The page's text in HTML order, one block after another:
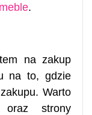
.
na zakup
na to, gdzie
Warto
oraz strony